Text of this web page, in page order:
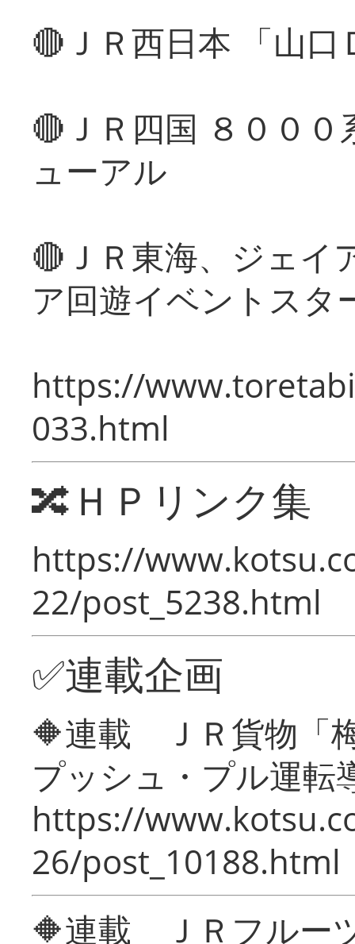
🔴ＪＲ西日本 「山
🔴ＪＲ四国 ８００
ューアル
🔴ＪＲ東海、ジェイ
ア回遊イベントスタ
https://
033.html
🔀ＨＰリンク集
https://
22/post_5238.html
✅連載企画
🔶連載 ＪＲ貨物「
プッシュ・プル運転
https://
26/post_10188.html
🔶連載 ＪＲフルー